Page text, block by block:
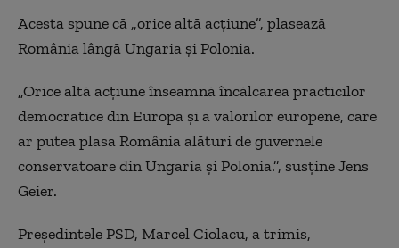
Acesta spune că „orice altă acțiune”, plasează
România lângă Ungaria și Polonia.
„Orice altă acțiune înseamnă încălcarea practicilor
democratice din Europa și a valorilor europene, care
ar putea plasa România alături de guvernele
conservatoare din Ungaria și Polonia.”, susține Jens
Geier.
Președintele PSD, Marcel Ciolacu, a trimis,